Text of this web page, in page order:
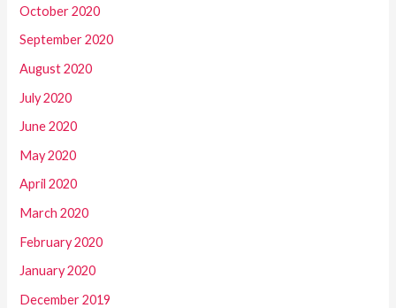
October 2020
September 2020
August 2020
July 2020
June 2020
May 2020
April 2020
March 2020
February 2020
January 2020
December 2019